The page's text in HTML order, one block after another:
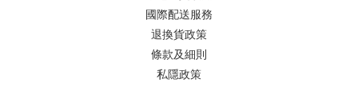
國際配送服務
退換貨政策
條款及細則
私隱政策